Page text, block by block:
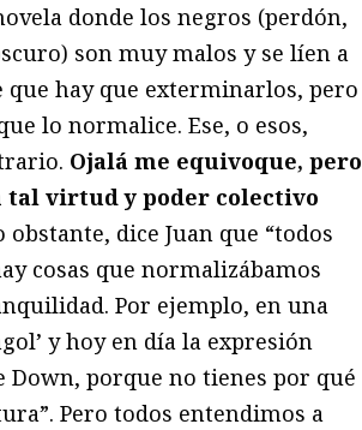
donde los negros (perdón,
son muy malos y se líen a
hay que exterminarlos, pero
lo normalice. Ese, o esos,
Ojalá me equivoque, pero
tal virtud y poder colectivo
obstante, dice Juan que “todos
cosas que normalizábamos
Por ejemplo, en una
y hoy en día la expresión
Down, porque no tienes por qué
Pero todos entendimos a